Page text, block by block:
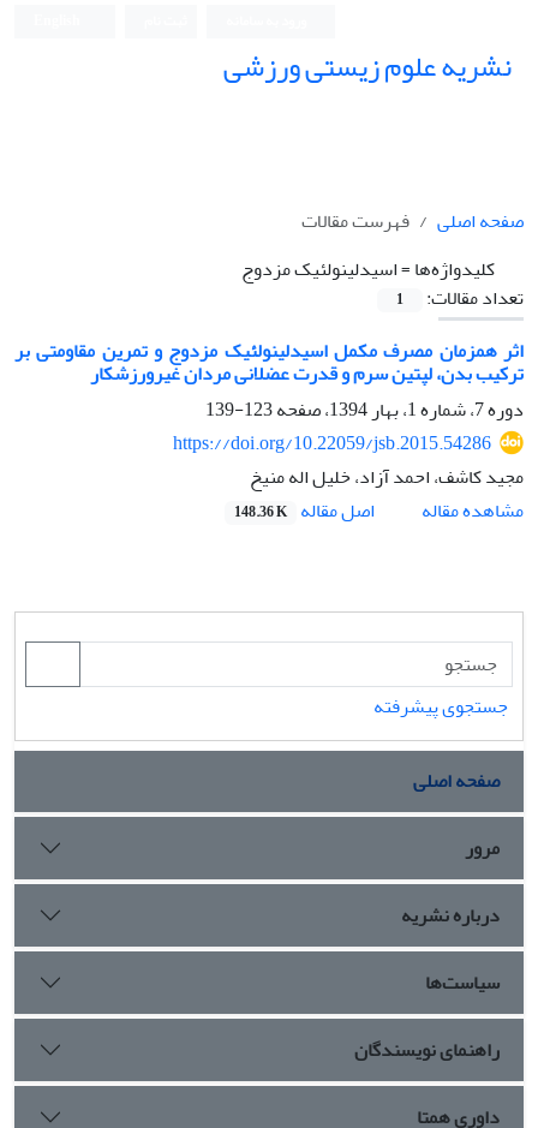
نشریه علوم زیستی ورزشی
صفحه اصلی
فهرست مقالات
کلیدواژه‌ها =اسیدلینولئیک مزدوج
تعداد مقالات:
1
اثر همزمان مصرف مکمل اسیدلینولئیک مزدوج و تمرین مقاومتی بر
ترکیب بدن، لپتین سرم و قدرت عضلانی مردان غیرورزشکار
دوره 7، شماره 1، بهار 1394، صفحه
123-139
https://doi.org/10.22059/jsb.2015.54286
مجید کاشف، احمد آزاد، خلیل اله منیخ
مشاهده مقاله
اصل مقاله 148.36 K
جستجوی پیشرفته
صفحه اصلی
مرور
درباره نشریه
سیاست‌ها
راهنمای نویسندگان
داوری همتا